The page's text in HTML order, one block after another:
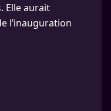
Elle aurait
l’inauguration